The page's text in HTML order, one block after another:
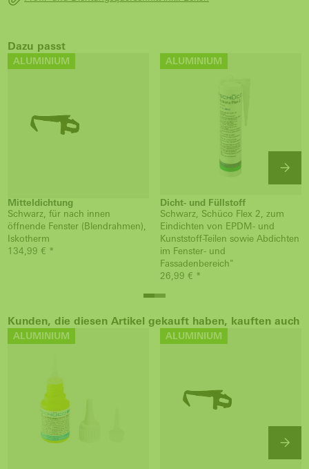
Dazu passt
ALUMINIUM
Mitteldichtung
Schwarz, für nach innen
öffnende Fenster (Blendrahmen),
Iskotherm
134,99 € *
ALUMINIUM
Dicht- und Füllstoff
Schwarz, Schüco Flex 2, zum
Eindichten von EPDM- und
Kunststoff-Teilen sowie Abdichten
im Fenster- und
Fassadenbereich"
26,99 € *
Kunden, die diesen Artikel gekauft haben, kauften auch
ALUMINIUM ALUMINIUM